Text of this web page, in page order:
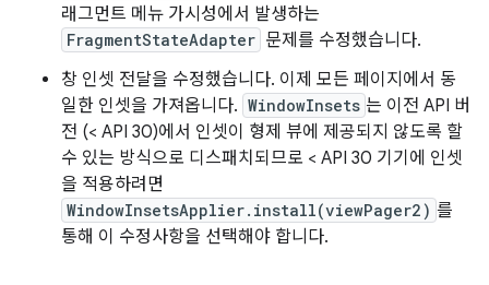
래그먼트 메뉴 가시성에서 발생하는
FragmentStateAdapter 문제를 수정했습니다.
창 인셋 전달을 수정했습니다. 이제 모든 페이지에서 동
일한 인셋을 가져옵니다. WindowInsets 는 이전 API 버
전 (< API 30)에서 인셋이 형제 뷰에 제공되지 않도록 할
수 있는 방식으로 디스패치되므로 < API 30 기기에 인셋
을 적용하려면
WindowInsetsApplier.install(viewPager2) 를
통해 이 수정사항을 선택해야 합니다.